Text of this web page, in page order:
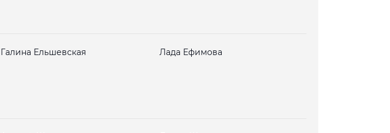
Галина Ельшевская Лада Ефимова